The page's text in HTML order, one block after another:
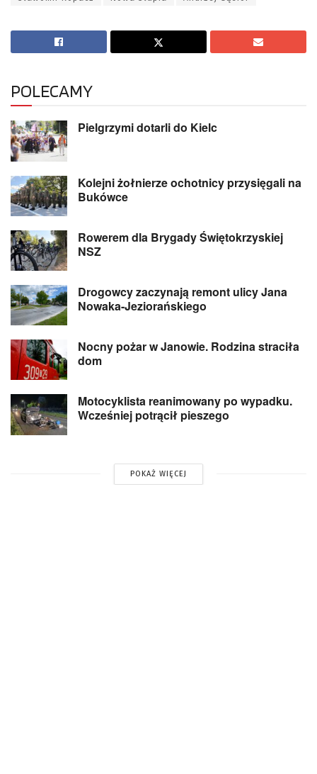
POLECAMY
Pielgrzymi dotarli do Kielc
Kolejni żołnierze ochotnicy przysięgali na
Bukówce
Rowerem dla Brygady Świętokrzyskiej
NSZ
Drogowcy zaczynają remont ulicy Jana
Nowaka-Jeziorańskiego
Nocny pożar w Janowie. Rodzina straciła
dom
Motocyklista reanimowany po wypadku.
Wcześniej potrącił pieszego
POKAŻ WIĘCEJ